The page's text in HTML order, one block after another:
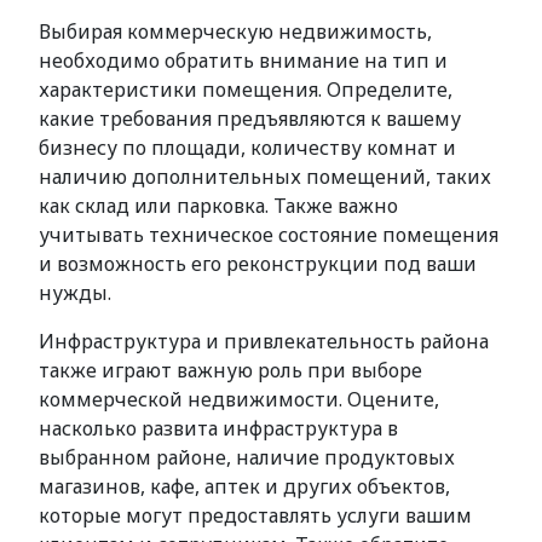
Выбирая коммерческую недвижимость,
необходимо обратить внимание на тип и
характеристики помещения. Определите,
какие требования предъявляются к вашему
бизнесу по площади, количеству комнат и
наличию дополнительных помещений, таких
как склад или парковка. Также важно
учитывать техническое состояние помещения
и возможность его реконструкции под ваши
нужды.
Инфраструктура и привлекательность района
также играют важную роль при выборе
коммерческой недвижимости. Оцените,
насколько развита инфраструктура в
выбранном районе, наличие продуктовых
магазинов, кафе, аптек и других объектов,
которые могут предоставлять услуги вашим